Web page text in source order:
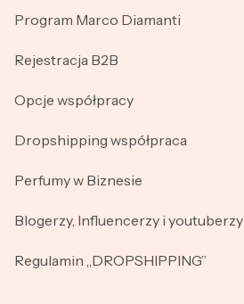
Program Marco Diamanti
Rejestracja B2B
Opcje współpracy
Dropshipping współpraca
Perfumy w Biznesie
Blogerzy, Influencerzy i youtuberzy
Regulamin „DROPSHIPPING”